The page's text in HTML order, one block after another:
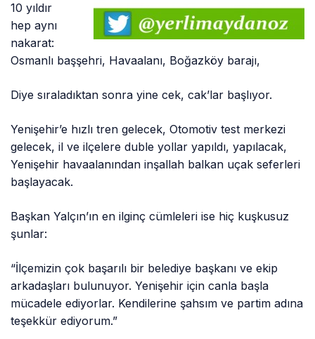
10 yıldır
hep aynı
nakarat:
Osmanlı başşehri, Havaalanı, Boğazköy barajı,
Diye sıraladıktan sonra yine cek, cak’lar başlıyor.
Yenişehir’e hızlı tren gelecek, Otomotiv test merkezi
gelecek, il ve ilçelere duble yollar yapıldı, yapılacak,
Yenişehir havaalanından inşallah balkan uçak seferleri
başlayacak.
Başkan Yalçın’ın en ilginç cümleleri ise hiç kuşkusuz
şunlar:
“İlçemizin çok başarılı bir belediye başkanı ve ekip
arkadaşları bulunuyor. Yenişehir için canla başla
mücadele ediyorlar. Kendilerine şahsım ve partim adına
teşekkür ediyorum.”